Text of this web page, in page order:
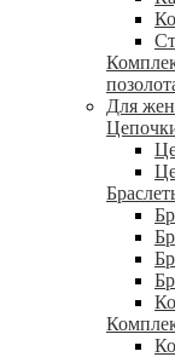
Для